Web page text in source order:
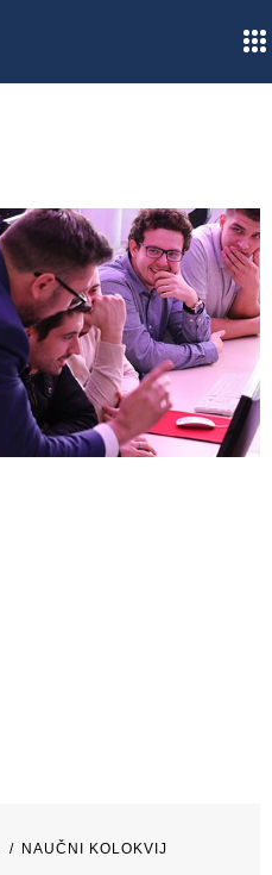
NAUČNI KOLOKVIJ